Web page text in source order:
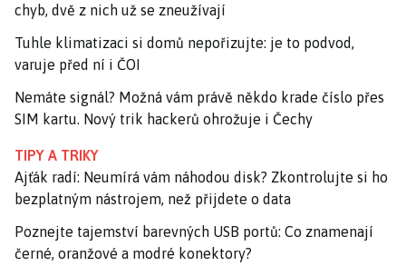
chyb, dvě z nich už se zneužívají
Tuhle klimatizaci si domů nepořizujte: je to podvod,
varuje před ní i ČOI
Nemáte signál? Možná vám právě někdo krade číslo přes
SIM kartu. Nový trik hackerů ohrožuje i Čechy
TIPY A TRIKY
Ajťák radí: Neumírá vám náhodou disk? Zkontrolujte si ho
bezplatným nástrojem, než přijdete o data
Poznejte tajemství barevných USB portů: Co znamenají
černé, oranžové a modré konektory?